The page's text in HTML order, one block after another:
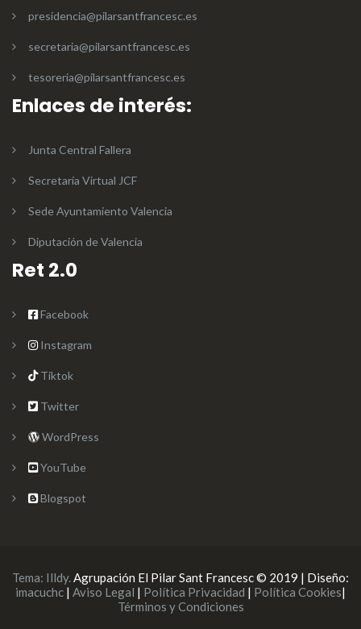
presidencia@pilarsantfrancesc.es
secretaria@pilarsantfrancesc.es
tesoreria@pilarsantfrancesc.es
Enlaces de interés:
Junta Central Fallera
Secretaría Virtual JCF
Sede Ayuntamiento Valencia
Diputación de Valencia
Ret 2.0
Facebook
Instagram
Tiktok
Twitter
WordPress
YouTube
Blogspot
Tema: Illdy.Agrupación El Pilar Sant Francesc © 2019 | Diseño:
imacuchc | Aviso Legal | Política Privacidad | Política Cookies|
Términos y Condiciones